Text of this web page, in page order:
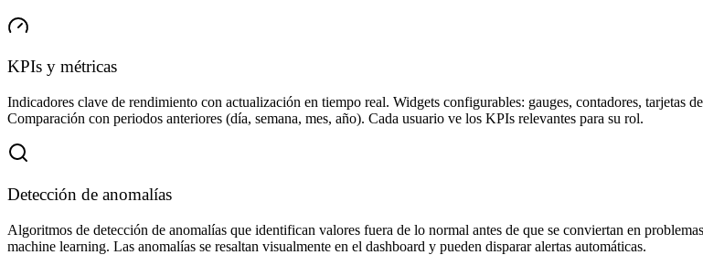
KPIs y métricas
Indicadores clave de rendimiento con actualización en tiempo real. Widgets configurables: gauges, contadores, tarjetas
Comparación con periodos anteriores (día, semana, mes, año). Cada usuario ve los KPIs relevantes para su rol.
Detección de anomalías
Algoritmos de detección de anomalías que identifican valores fuera de lo normal antes de que se conviertan en
machine learning. Las anomalías se resaltan visualmente en el dashboard y pueden disparar alertas automáticas.